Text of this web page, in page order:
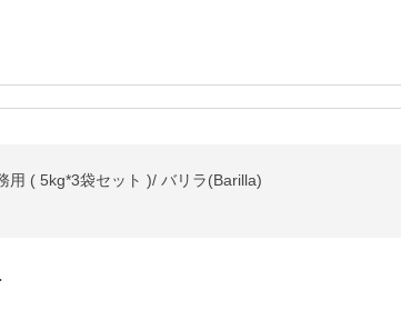
用 ( 5kg*3袋セット )/ バリラ(Barilla)